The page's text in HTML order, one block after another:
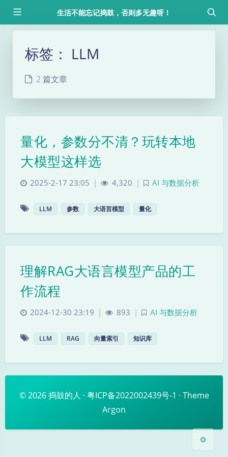
生活不能忘记捣鼓，否则多无趣呀！
暗黑模式
Sans Serif
关闭 日落 暗化 灰度
标签： LLM
2 篇文章
量化，参数分不清？玩转本地
大模型这样选
2025-2-17 23:05 | 4,320 | AI 与数据分析
LLM 参数 大语言模型 量化
理解RAG大语言模型产品的工
作流程
2024-12-30 23:19 | 893 | AI 与数据分析
LLM RAG 向量索引 知识库
© 2026捣鼓的人 · 粤ICP备2022002439号-1 · Theme
Argon